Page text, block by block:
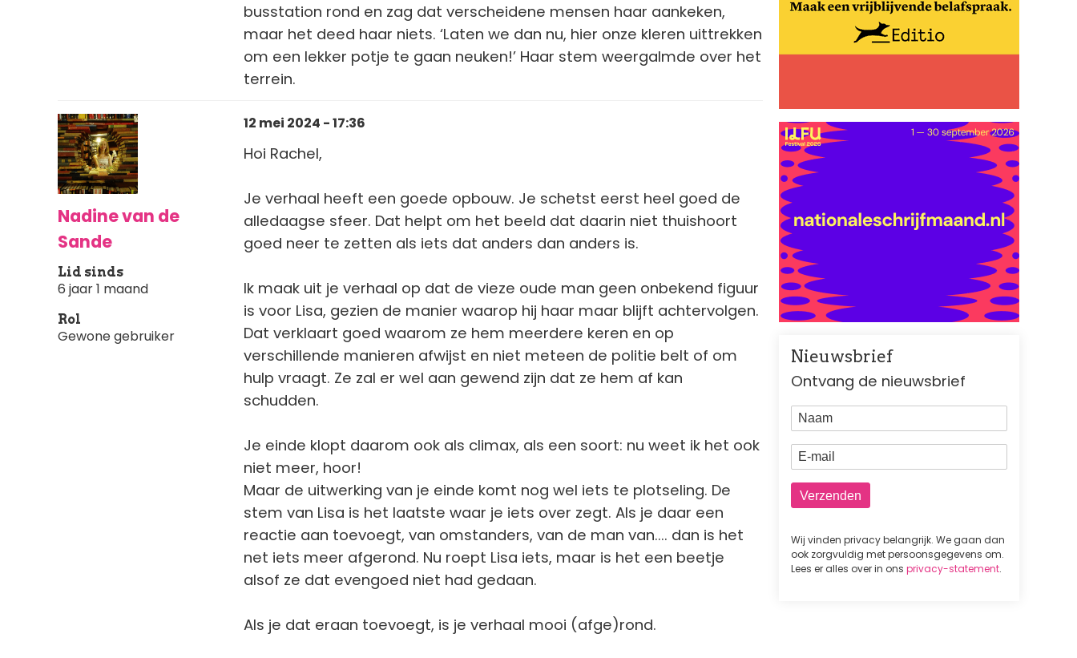
busstation rond en zag dat verscheidene mensen haar aankeken,
maar het deed haar niets. ‘Laten we dan nu, hier onze kleren uittrekken
om een lekker potje te gaan neuken!’ Haar stem weergalmde over het
terrein.
Nadine van de
Sande
Lid sinds
6 jaar 1 maand
Rol
Gewone gebruiker
12 mei 2024 - 17:36
Hoi Rachel,
Je verhaal heeft een goede opbouw. Je schetst eerst heel goed de
alledaagse sfeer. Dat helpt om het beeld dat daarin niet thuishoort
goed neer te zetten als iets dat anders dan anders is.
Ik maak uit je verhaal op dat de vieze oude man geen onbekend figuur
is voor Lisa, gezien de manier waarop hij haar maar blijft achtervolgen.
Dat verklaart goed waarom ze hem meerdere keren en op
verschillende manieren afwijst en niet meteen de politie belt of om
hulp vraagt. Ze zal er wel aan gewend zijn dat ze hem af kan
schudden.
Je einde klopt daarom ook als climax, als een soort: nu weet ik het ook
niet meer, hoor!
Maar de uitwerking van je einde komt nog wel iets te plotseling. De
stem van Lisa is het laatste waar je iets over zegt. Als je daar een
reactie aan toevoegt, van omstanders, van de man van.... dan is het
net iets meer afgerond. Nu roept Lisa iets, maar is het een beetje
alsof ze dat evengoed niet had gedaan.
Als je dat eraan toevoegt, is je verhaal mooi (afge)rond.
Nieuwsbrief
Ontvang de nieuwsbrief
Naam
E-mail
Wij vinden privacy belangrijk. We gaan dan
ook zorgvuldig met persoonsgegevens om.
Lees er alles over in ons privacy-statement.